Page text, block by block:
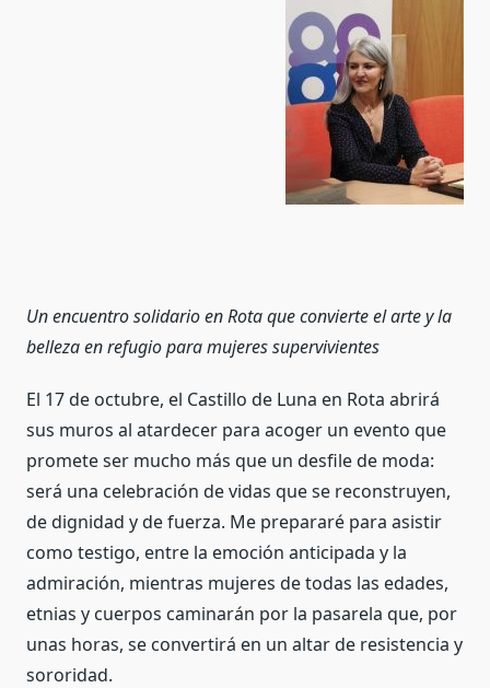
Un encuentro solidario en Rota que convierte el arte y la
belleza en refugio para mujeres supervivientes
El 17 de octubre, el Castillo de Luna en Rota abrirá
sus muros al atardecer para acoger un evento que
promete ser mucho más que un desfile de moda:
será una celebración de vidas que se reconstruyen,
de dignidad y de fuerza. Me prepararé para asistir
como testigo, entre la emoción anticipada y la
admiración, mientras mujeres de todas las edades,
etnias y cuerpos caminarán por la pasarela que, por
unas horas, se convertirá en un altar de resistencia y
sororidad.